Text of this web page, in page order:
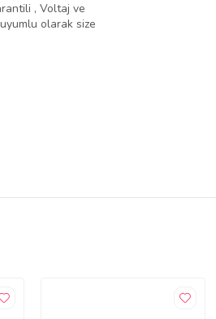
, Voltaj ve
olarak size